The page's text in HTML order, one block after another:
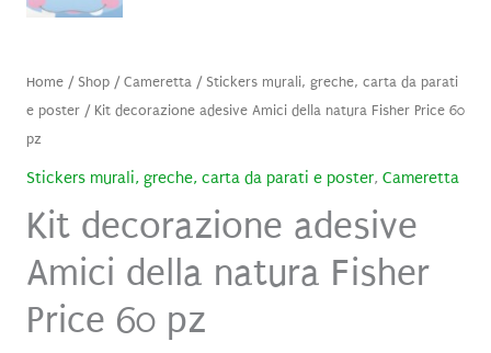
Home/ Shop/Cameretta/ Stickers murali, greche, carta da parati
e poster/ Kit decorazione adesive Amici della natura Fisher Price 60
pz
Stickers murali, greche, carta da parati e poster, Cameretta
Kit decorazione adesive
Amici della natura Fisher
Price 60 pz